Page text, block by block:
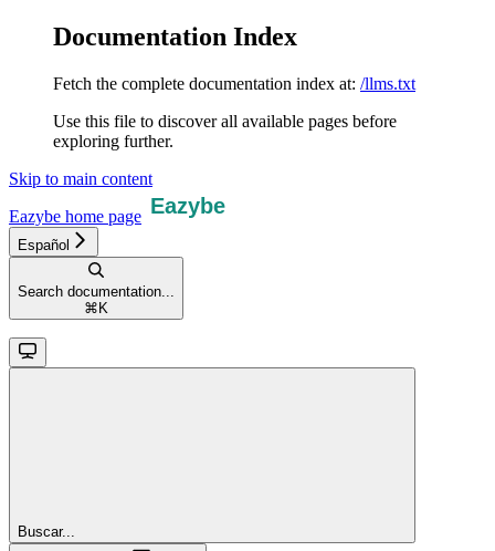
Documentation Index
Fetch the complete documentation index at: /llms.txt
Use this file to discover all available pages before
exploring further.
Skip to main content
Eazybe home page
Español
Search documentation...
⌘ K
Buscar...